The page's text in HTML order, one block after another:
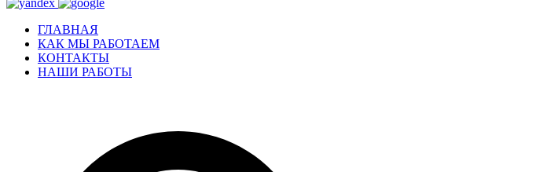
ГЛАВНАЯ
КАК МЫ РАБОТАЕМ
КОНТАКТЫ
НАШИ РАБОТЫ